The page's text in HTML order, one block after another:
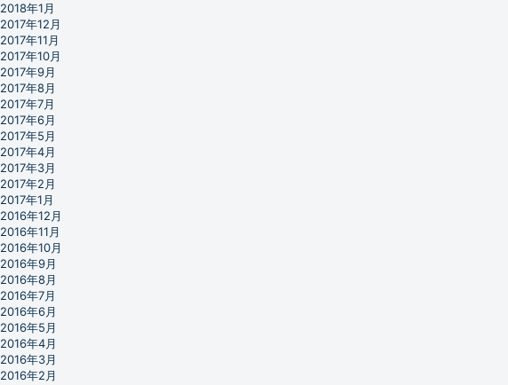
2018年1月
2017年12月
2017年11月
2017年10月
2017年9月
2017年8月
2017年7月
2017年6月
2017年5月
2017年4月
2017年3月
2017年2月
2017年1月
2016年12月
2016年11月
2016年10月
2016年9月
2016年8月
2016年7月
2016年6月
2016年5月
2016年4月
2016年3月
2016年2月